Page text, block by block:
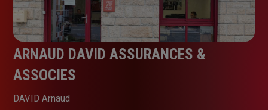
ARNAUD DAVID ASSURANCES &
ASSOCIES
DAVID Arnaud